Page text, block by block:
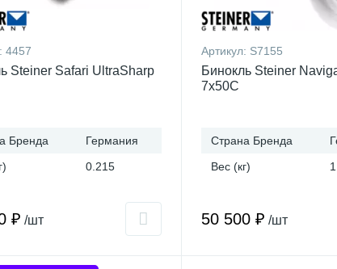
4457
Steiner Safari UltraSharp
Бренда
Германия
0.215
₽ /шт
Артикул: S7155
Бинокль Steiner
7x50C
Страна Бренда
Вес (кг)
50 500 ₽ /шт